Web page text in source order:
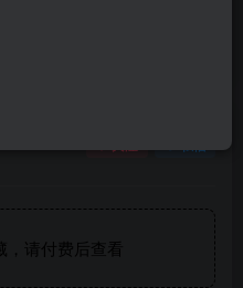
请付费后查看